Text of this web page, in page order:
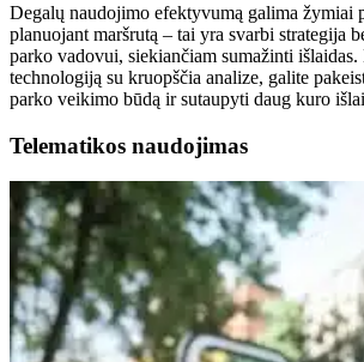
Degalų naudojimo efektyvumą galima žymiai
planuojant maršrutą – tai yra svarbi strategija
parko vadovui, siekiančiam sumažinti išlaidas.
technologiją su kruopščia analize, galite
parko veikimo būdą ir sutaupyti daug kuro
Telematikos naudojimas